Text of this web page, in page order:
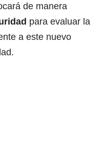
de manera
para evaluar la
a este nuevo